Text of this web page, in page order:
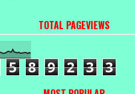
TOTAL PAGEVIEWS
5 8 9 2 3 3